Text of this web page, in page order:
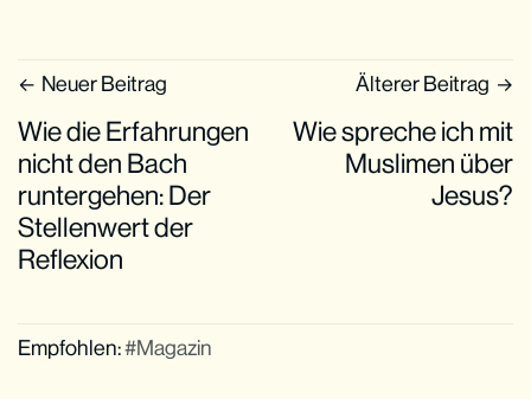
Neuer Beitrag Älterer Beitrag
Wie die Erfahrungen
nicht den Bach
runtergehen: Der
Stellenwert der
Reflexion
Wie spreche ich mit
Muslimen über
Jesus?
Empfohlen: Magazin